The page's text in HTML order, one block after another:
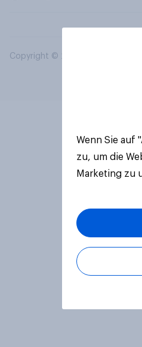
Copyright © 2026 YouGov PLC.
Wenn Sie auf
zu, um die
Marketing zu